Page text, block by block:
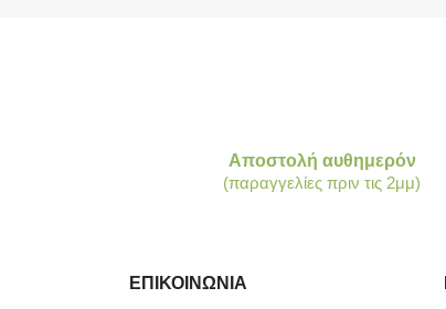
Αποστολή αυθημερόν
(παραγγελίες πριν τις 2μμ)
ΕΠΙΚΟΙΝΩΝΙΑ